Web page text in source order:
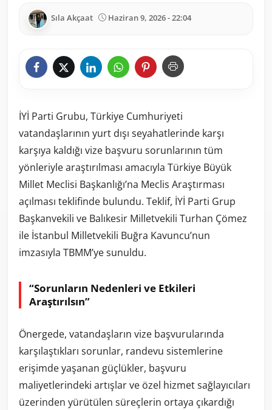
Sıla Akçaat Haziran 9, 2026 - 22:04
İYİ Parti Grubu, Türkiye Cumhuriyeti
vatandaşlarının yurt dışı seyahatlerinde karşı
karşıya kaldığı vize başvuru sorunlarının tüm
yönleriyle araştırılması amacıyla Türkiye Büyük
Millet Meclisi Başkanlığı’na Meclis Araştırması
açılması teklifinde bulundu. Teklif, İYİ Parti Grup
Başkanvekili ve Balıkesir Milletvekili Turhan Çömez
ile İstanbul Milletvekili Buğra Kavuncu’nun
imzasıyla TBMM’ye sunuldu.
“Sorunların Nedenleri ve Etkileri
Araştırılsın”
Önergede, vatandaşların vize başvurularında
karşılaştıkları sorunlar, randevu sistemlerine
erişimde yaşanan güçlükler, başvuru
maliyetlerindeki artışlar ve özel hizmet sağlayıcıları
üzerinden yürütülen süreçlerin ortaya çıkardığı